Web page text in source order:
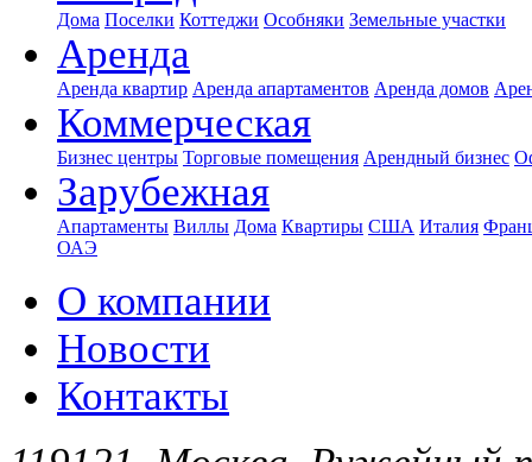
Дома Поселки Коттеджи Особняки Земельные участки
Аренда
Аренда квартир Аренда апартаментов Аренда домов
Коммерческая
Бизнес центры Торговые помещения Арендный бизнес
Зарубежная
Апартаменты Виллы Дома Квартиры США Италия
ОАЭ
О компании
Новости
Контакты